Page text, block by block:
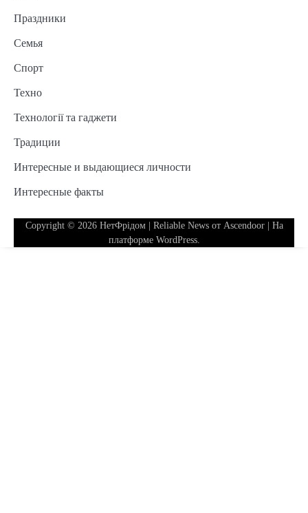
Праздники
Семья
Спорт
Техно
Технології та гаджети
Традиции
Интересные и выдающиеся личности
Интересные факты
Copyright © 2026 НетФрідом| Reliable News от Ascendoor| На
платформе WordPress.